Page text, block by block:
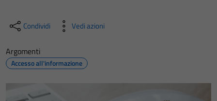
Condividi Vedi azioni
Argomenti
Accesso all'informazione